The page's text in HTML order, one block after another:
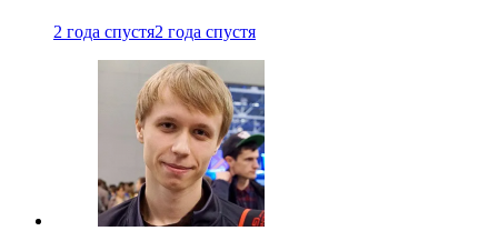
2 года спустя2 года спустя